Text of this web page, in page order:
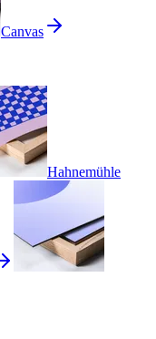
Canvas
Hahnemühle